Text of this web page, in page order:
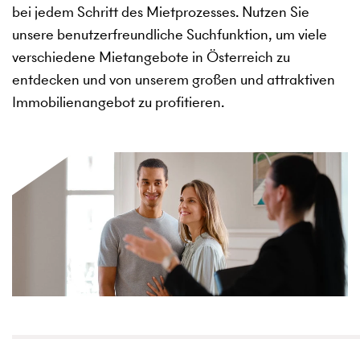
bei jedem Schritt des Mietprozesses. Nutzen Sie
unsere benutzerfreundliche Suchfunktion, um viele
verschiedene Mietangebote in Österreich zu
entdecken und von unserem großen und attraktiven
Immobilienangebot zu profitieren.